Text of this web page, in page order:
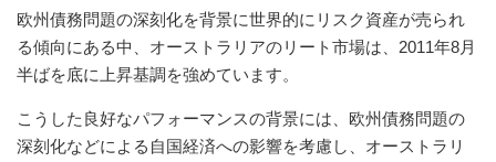
欧州債務問題の深刻化を背景に世界的にリスク資産が売られ
る傾向にある中、オーストラリアのリート市場は、2011年8月
半ばを底に上昇基調を強めています。
こうした良好なパフォーマンスの背景には、欧州債務問題の
深刻化などによる自国経済への影響を考慮し、オーストラリ